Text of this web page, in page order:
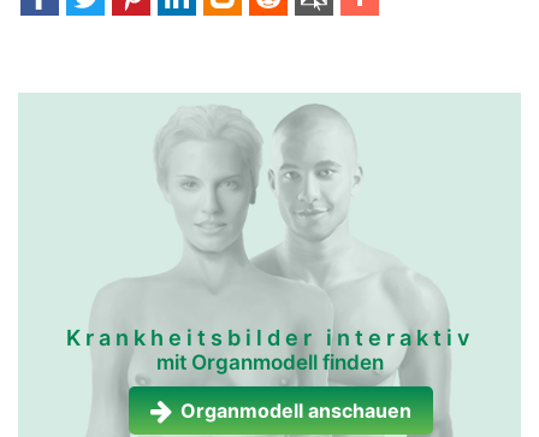
Krankheitsbilder interaktiv
mit Organmodell finden
Organmodell anschauen